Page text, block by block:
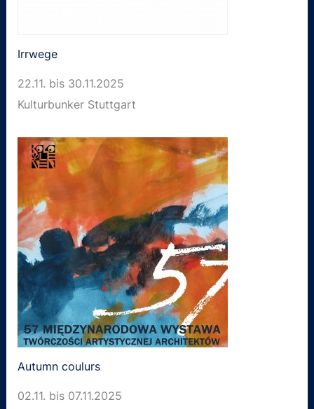
Irrwege
22.11. bis 30.11.2025
Kulturbunker Stuttgart
Autumn coulurs
02.11. bis 07.11.2025